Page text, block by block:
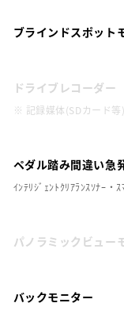
ブラインドスポット
ドライブレコーダー
※ 記録媒体(SDカード
ペダル踏み間違い急
ｲﾝﾃﾘｼﾞｪﾝﾄｸﾘｱﾗﾝｽｿﾅｰ・ｽ
パノラミックビュー
バックモニター